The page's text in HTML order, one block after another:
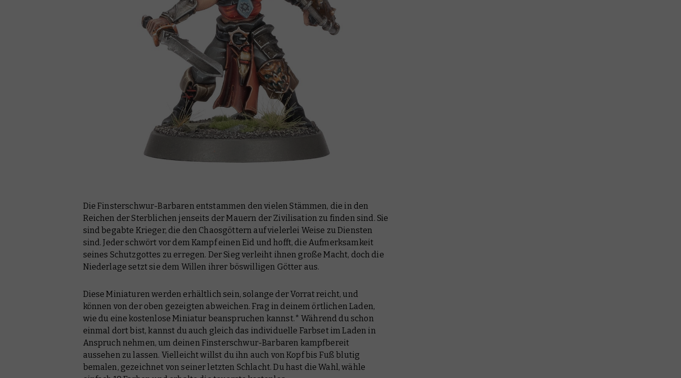
Die Finsterschwur-Barbaren entstammen den vielen Stämmen, die in den
Reichen der Sterblichen jenseits der Mauern der Zivilisation zu finden sind. Sie
sind begabte Krieger, die den Chaosgöttern auf vielerlei Weise zu Diensten
sind. Jeder schwört vor dem Kampf einen Eid und hofft, die Aufmerksamkeit
seines Schutzgottes zu erregen. Der Sieg verleiht ihnen große Macht, doch die
Niederlage setzt sie dem Willen ihrer böswilligen Götter aus.
Diese Miniaturen werden erhältlich sein, solange der Vorrat reicht, und
können von der oben gezeigten abweichen. Frag in deinem örtlichen Laden,
wie du eine kostenlose Miniatur beanspruchen kannst.* Während du schon
einmal dort bist, kannst du auch gleich das individuelle Farbset im Laden in
Anspruch nehmen, um deinen Finsterschwur-Barbaren kampfbereit
aussehen zu lassen. Vielleicht willst du ihn auch von Kopf bis Fuß blutig
bemalen, gezeichnet von seiner letzten Schlacht. Du hast die Wahl, wähle